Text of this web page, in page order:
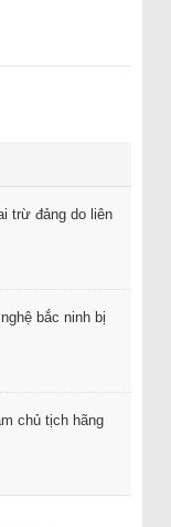
trừ đảng do liên
bắc ninh bị
chủ tịch hãng